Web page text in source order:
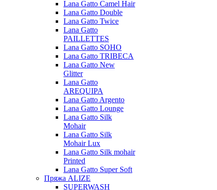
Lana Gatto Camel Hair
Lana Gatto Double
Lana Gatto Twice
Lana Gatto
PAILLETTES
Lana Gatto SOHO
Lana Gatto TRIBECA
Lana Gatto New
Glitter
Lana Gatto
AREQUIPA
Lana Gatto Argento
Lana Gatto Lounge
Lana Gatto Silk
Mohair
Lana Gatto Silk
Mohair Lux
Lana Gatto Silk mohair
Printed
Lana Gatto Super Soft
Пряжа ALIZE
SUPERWASH